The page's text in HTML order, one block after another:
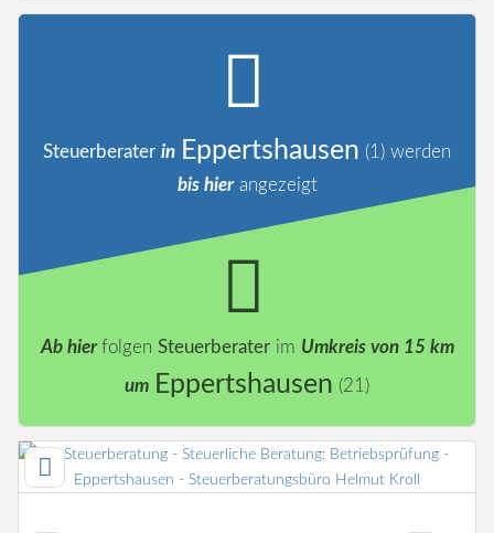
Steuerberater in Eppertshausen (1) werden
bis hierangezeigt
Ab hierfolgen Steuerberaterim Umkreis von 15 km
um Eppertshausen (21)